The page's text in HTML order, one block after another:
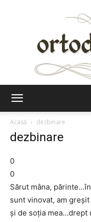
Acasă
dezbinare
dezbinare
0
0
Sărut mâna,
sunt vinovat, am
şi de soţia mea…drept